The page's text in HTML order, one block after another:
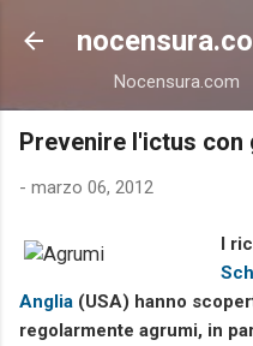
Passa ai
Nocensura.com
Prevenire l'ictus con
- marzo 06, 2012
I
Anglia (USA) hanno
regolarmente agrumi, in